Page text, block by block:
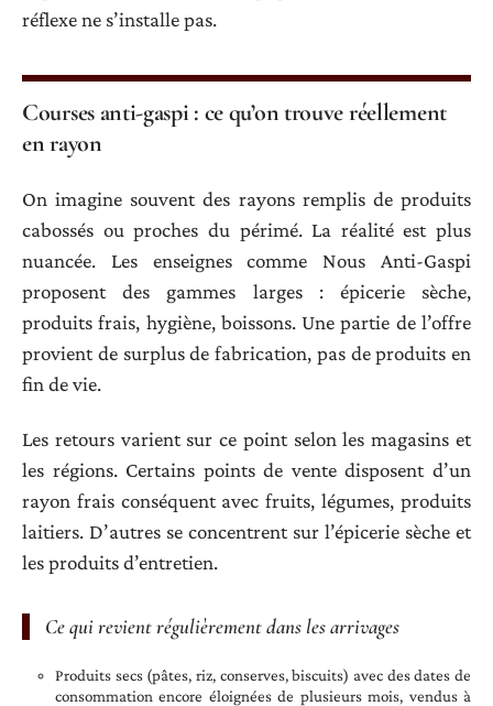
réflexe ne s’installe pas.
Courses anti-gaspi : ce qu’on trouve réellement
en rayon
On imagine souvent des rayons remplis de produits
cabossés ou proches du périmé. La réalité est plus
nuancée. Les enseignes comme Nous Anti-Gaspi
proposent des gammes larges : épicerie sèche,
produits frais, hygiène, boissons. Une partie de l’offre
provient de surplus de fabrication, pas de produits en
fin de vie.
Les retours varient sur ce point selon les magasins et
les régions. Certains points de vente disposent d’un
rayon frais conséquent avec fruits, légumes, produits
laitiers. D’autres se concentrent sur l’épicerie sèche et
les produits d’entretien.
Ce qui revient régulièrement dans les arrivages
Produits secs (pâtes, riz, conserves, biscuits) avec des dates de
consommation encore éloignées de plusieurs mois, vendus à